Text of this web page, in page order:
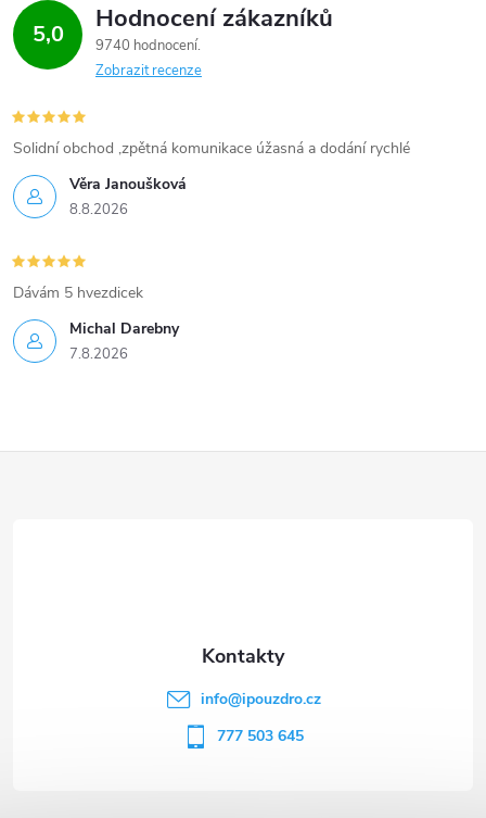
5,0 Hodnocení zákazníků
9740 hodnocení
Zobrazit recenze
Věra Janoušková
8.8.2026
Solidní obchod ,zpětná komunikace úžasná a dodání rychlé
Michal Darebny
7.8.2026
Dávám 5 hvezdicek
info@ipouzdro.cz
777 503 645